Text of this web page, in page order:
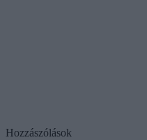
Hozzászólások